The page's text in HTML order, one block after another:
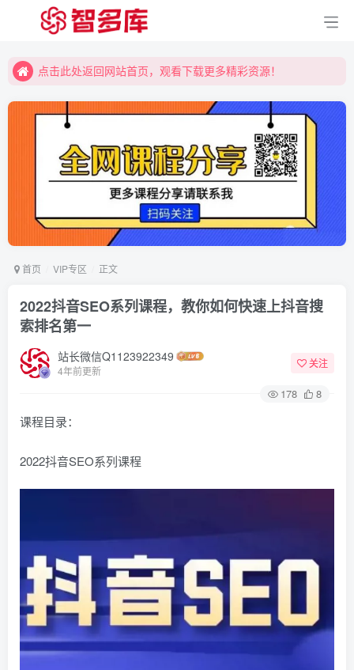
点击此处返回网站首页，观看下载更多精彩资源！
点击此处返回网站首页，观看下载更多精彩资源！
首页 VIP专区 正文
2022抖音SEO系列课程，教你如何快速上抖音搜
索排名第一
站长微信Q1123922349
4年前更新
关注
178 8
课程目录：
2022抖音SEO系列课程